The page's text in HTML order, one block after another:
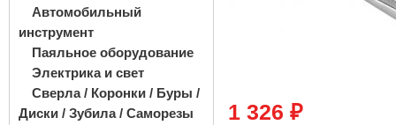
Автомобильный
инструмент
Паяльное оборудование
Электрика и свет
Сверла / Коронки / Буры /
Диски / Зубила / Саморезы
1 326 ₽